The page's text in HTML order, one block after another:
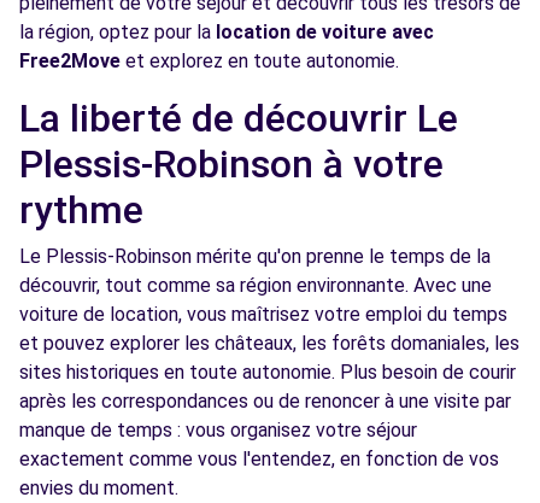
Free2move Rent - S&You - VELIZY (P)
VELIZY VILLACOUBLAY, 78140
Voir l'agence
Free2move Rent - S&You - VELIZY (C)
5.6 km
27 TER AVENUE LOUIS BREGUET
VELIZY, FR-78, 78140
Voir l'agence
Free2move Rent - S&You - VELIZY (D)
5.6 km
27 TER AVENUE LOUIS BREGUET
la région, optez pour la location de voiture avec
Free2Move et explorez en toute autonomie.
La liberté de découvrir Le
Plessis-Robinson à votre
rythme
Le Plessis-Robinson mérite qu'on prenne le temps de la
découvrir, tout comme sa région environnante. Avec une
voiture de location, vous maîtrisez votre emploi du temps
et pouvez explorer les châteaux, les forêts domaniales, les
sites historiques en toute autonomie. Plus besoin de courir
après les correspondances ou de renoncer à une visite par
manque de temps : vous organisez votre séjour
exactement comme vous l'entendez, en fonction de vos
envies du moment.